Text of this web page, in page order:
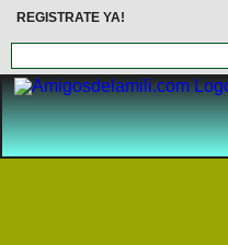
REGISTRATE YA!